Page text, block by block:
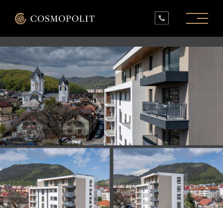
PROIECTE ÎN LUCRU
PROIECTE FINALIZATE
SPAȚII COMERCIALE
INFO
CONTACT